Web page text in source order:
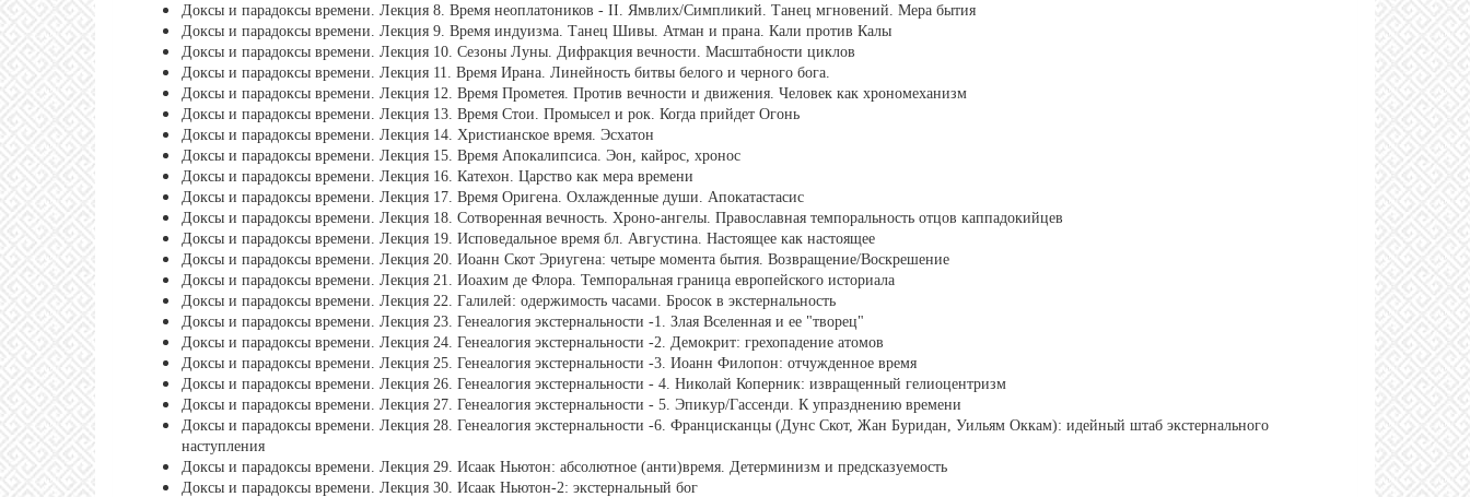
Доксы и парадоксы времени. Лекция 8. Время неоплатоников - II. Ямвлих/Симпликий. Танец мгновений. Мера бытия
Доксы и парадоксы времени. Лекция 9. Время индуизма. Танец Шивы. Атман и прана. Кали против Калы
Доксы и парадоксы времени. Лекция 10. Сезоны Луны. Дифракция вечности. Масштабности циклов
Доксы и парадоксы времени. Лекция 11. Время Ирана. Линейность битвы белого и черного бога.
Доксы и парадоксы времени. Лекция 12. Время Прометея. Против вечности и движения. Человек как хрономеханизм
Доксы и парадоксы времени. Лекция 13. Время Стои. Промысел и рок. Когда прийдет Огонь
Доксы и парадоксы времени. Лекция 14. Христианское время. Эсхатон
Доксы и парадоксы времени. Лекция 15. Время Апокалипсиса. Эон, кайрос, хронос
Доксы и парадоксы времени. Лекция 16. Катехон. Царство как мера времени
Доксы и парадоксы времени. Лекция 17. Время Оригена. Охлажденные души. Апокатастасис
Доксы и парадоксы времени. Лекция 18. Сотворенная вечность. Хроно-ангелы. Православная темпоральность отцов каппадокийцев
Доксы и парадоксы времени. Лекция 19. Исповедальное время бл. Августина. Настоящее как настоящее
Доксы и парадоксы времени. Лекция 20. Иоанн Скот Эриугена: четыре момента бытия. Возвращение/Воскрешение
Доксы и парадоксы времени. Лекция 21. Иоахим де Флора. Темпоральная граница европейского историала
Доксы и парадоксы времени. Лекция 22. Галилей: одержимость часами. Бросок в экстернальность
Доксы и парадоксы времени. Лекция 23. Генеалогия экстернальности -1. Злая Вселенная и ее "творец"
Доксы и парадоксы времени. Лекция 24. Генеалогия экстернальности -2. Демокрит: грехопадение атомов
Доксы и парадоксы времени. Лекция 25. Генеалогия экстернальности -3. Иоанн Филопон: отчужденное время
Доксы и парадоксы времени. Лекция 26. Генеалогия экстернальности - 4. Николай Коперник: извращенный гелиоцентризм
Доксы и парадоксы времени. Лекция 27. Генеалогия экстернальности - 5. Эпикур/Гассенди. К упразднению времени
Доксы и парадоксы времени. Лекция 28. Генеалогия экстернальности -6. Францисканцы (Дунс Скот, Жан Буридан, Уильям Оккам): идейный штаб экстернального
наступления
Доксы и парадоксы времени. Лекция 29. Исаак Ньютон: абсолютное (анти)время. Детерминизм и предсказуемость
Доксы и парадоксы времени. Лекция 30. Исаак Ньютон-2: экстернальный бог